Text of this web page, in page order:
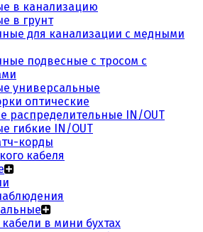
в канализацию
в грунт
для канализации с медными
подвесные с тросом с
универсальные
оптические
распределительные IN/OUT
гибкие IN/OUT
корды
кабеля
в мини бухтах